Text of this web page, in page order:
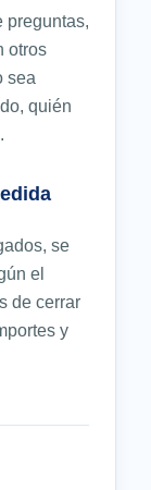
preguntas,
otros
sea
quién
se
el
de cerrar
y